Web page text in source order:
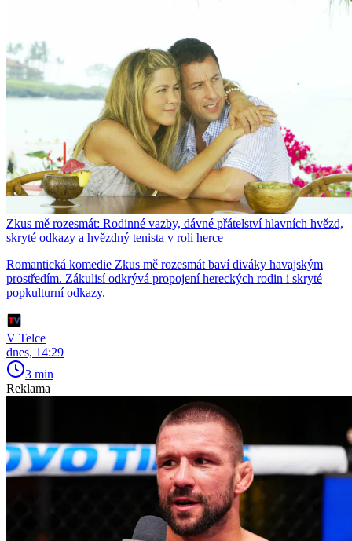
Zkus mě rozesmát: Rodinné vazby, dávné přátelství hlavních hvězd,
skryté odkazy a hvězdný tenista v roli herce
Romantická komedie Zkus mě rozesmát baví diváky havajským
prostředím. Zákulisí odkrývá propojení hereckých rodin i skryté
popkulturní odkazy.
V Telce
dnes, 14:29
3 min
Reklama